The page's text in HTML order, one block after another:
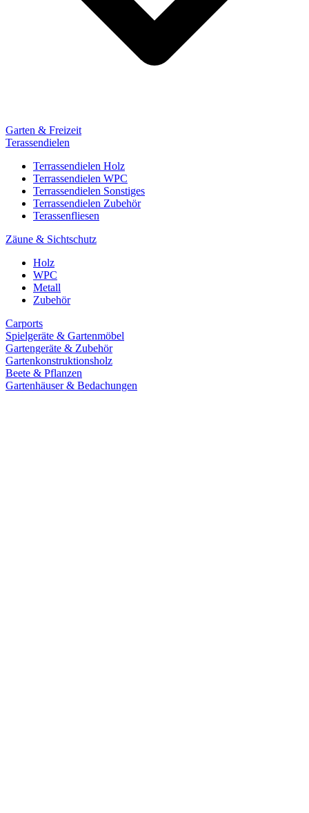
Garten & Freizeit
Terassendielen
Terrassendielen Holz
Terrassendielen WPC
Terrassendielen Sonstiges
Terrassendielen Zubehör
Terassenfliesen
Zäune & Sichtschutz
Holz
WPC
Metall
Zubehör
Carports
Spielgeräte & Gartenmöbel
Gartengeräte & Zubehör
Gartenkonstruktionsholz
Beete & Pflanzen
Gartenhäuser & Bedachungen